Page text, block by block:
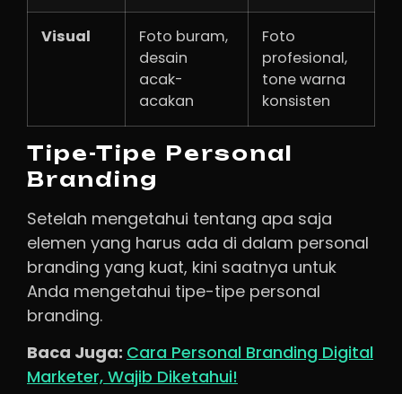
Visual
Foto buram,
desain
acak-
acakan
Foto
profesional,
tone warna
konsisten
Tipe-Tipe Personal
Branding
Setelah mengetahui tentang apa saja
elemen yang harus ada di dalam personal
branding yang kuat, kini saatnya untuk
Anda mengetahui tipe-tipe personal
branding.
Baca Juga: Cara Personal Branding Digital
Marketer, Wajib Diketahui!